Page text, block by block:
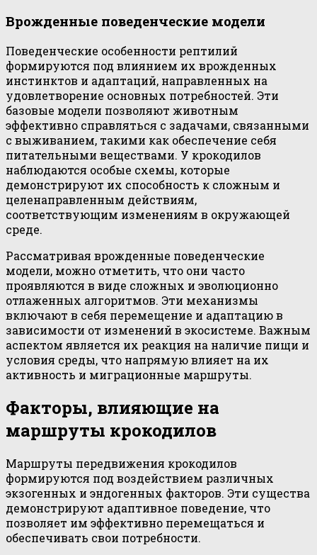
Врожденные поведенческие модели
Поведенческие особенности рептилий
формируются под влиянием их врожденных
инстинктов и адаптаций, направленных на
удовлетворение основных потребностей. Эти
базовые модели позволяют животным
эффективно справляться с задачами, связанными
с выживанием, такими как обеспечение себя
питательными веществами. У крокодилов
наблюдаются особые схемы, которые
демонстрируют их способность к сложным и
целенаправленным действиям,
соответствующим изменениям в окружающей
среде.
Рассматривая врожденные поведенческие
модели, можно отметить, что они часто
проявляются в виде сложных и эволюционно
отлаженных алгоритмов. Эти механизмы
включают в себя перемещение и адаптацию в
зависимости от изменений в экосистеме. Важным
аспектом является их реакция на наличие пищи и
условия среды, что напрямую влияет на их
активность и миграционные маршруты.
Факторы, влияющие на
маршруты крокодилов
Маршруты передвижения крокодилов
формируются под воздействием различных
экзогенных и эндогенных факторов. Эти существа
демонстрируют адаптивное поведение, что
позволяет им эффективно перемещаться и
обеспечивать свои потребности.